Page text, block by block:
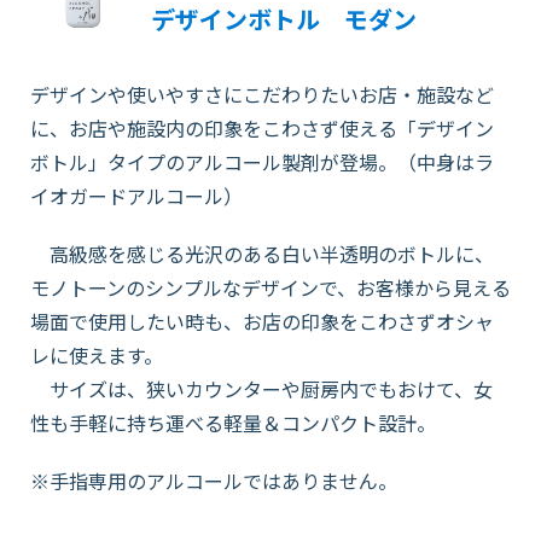
デザインボトル モダン
デザインや使いやすさにこだわりたいお店・施設など
に、お店や施設内の印象をこわさず使える「デザイン
ボトル」タイプのアルコール製剤が登場。（中身はラ
イオガードアルコール）
高級感を感じる光沢のある白い半透明のボトルに、
モノトーンのシンプルなデザインで、お客様から見える
場面で使用したい時も、お店の印象をこわさずオシャ
レに使えます。
サイズは、狭いカウンターや厨房内でもおけて、女
性も手軽に持ち運べる軽量＆コンパクト設計。
※手指専用のアルコールではありません。